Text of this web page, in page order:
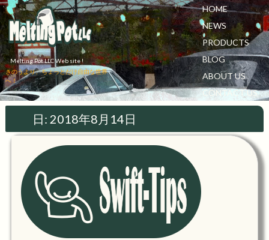
HOME
NEWS
PRODUCTS
BLOG
ABOUT US
CONTACT US
Melting Pot LLC Web site !
きのうより、ちょっとだけ自由な世界
へ！
日: 2018年8月14日